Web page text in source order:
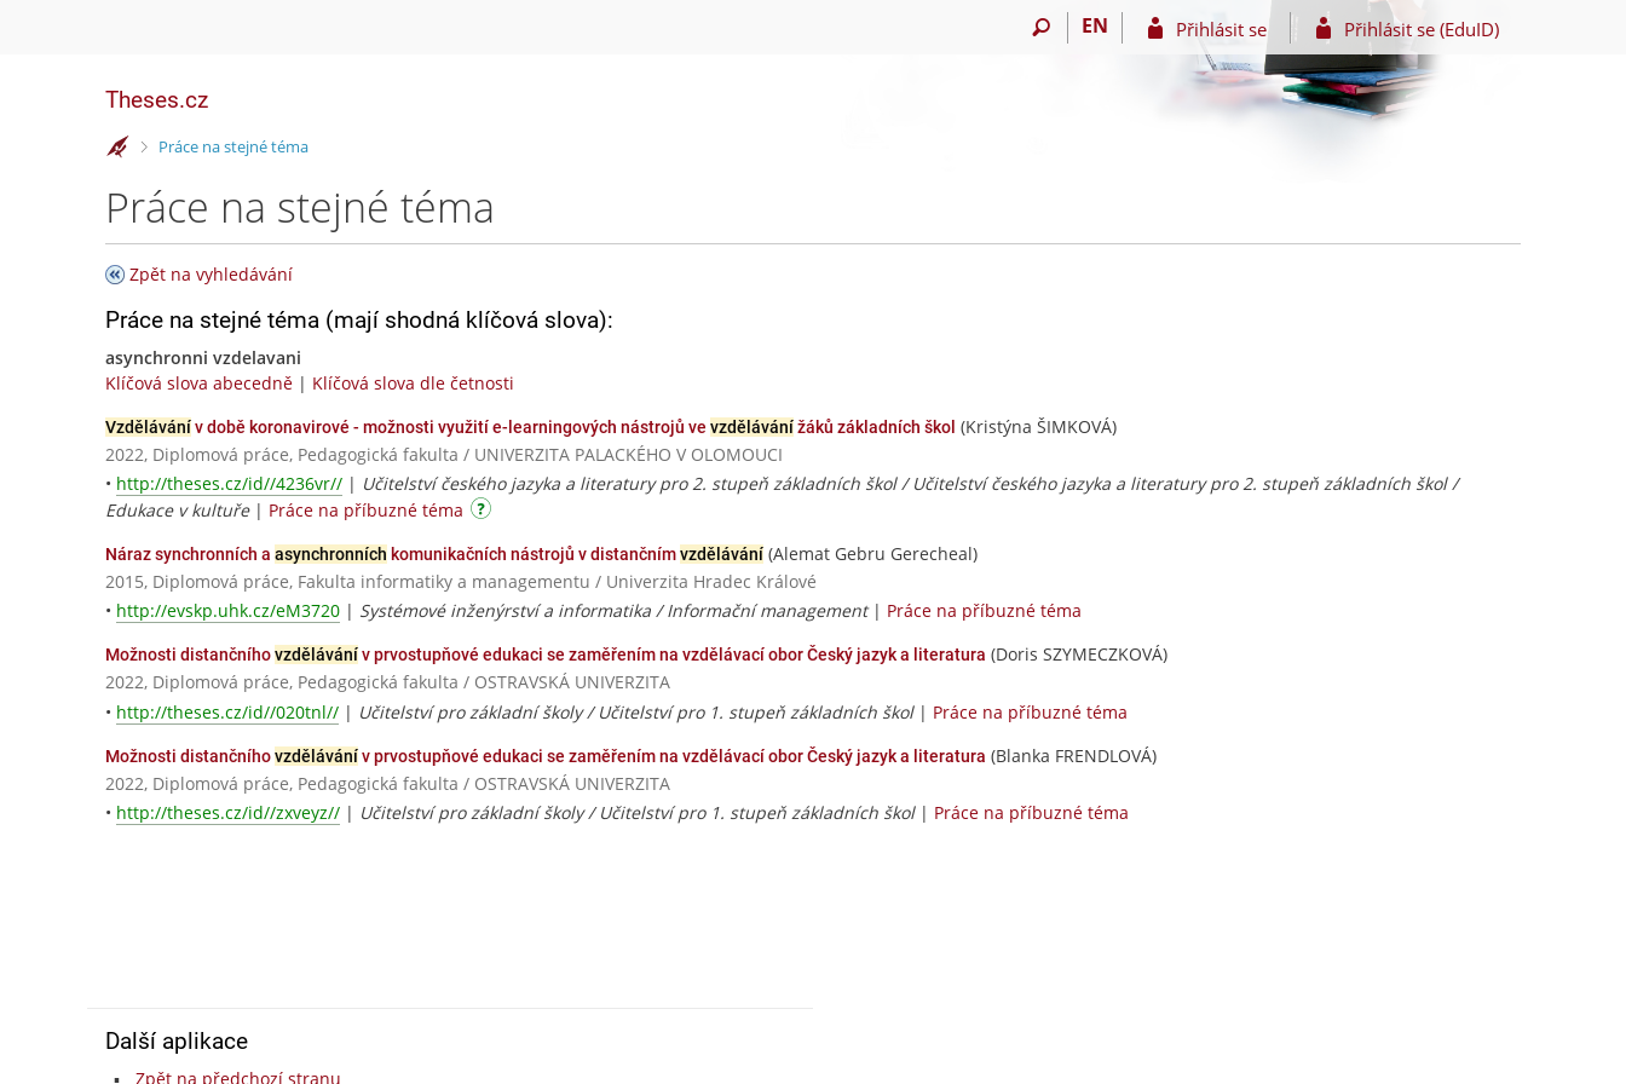
EN Přihlásit se Přihlásit se (EduID)
Theses.cz
>Práce na stejné téma
Práce na stejné téma
Zpět na vyhledávání
Práce na stejné téma (mají shodná klíčová slova):
asynchronni vzdelavani
Klíčová slova abecedně | Klíčová slova dle četnosti
Vzdělávánív době koronavirové - možnosti využití e-learningových nástrojů ve vzdělávánížáků základních škol (Kristýna ŠIMKOVÁ)
2022, Diplomová práce, Pedagogická fakulta / UNIVERZITA PALACKÉHO V OLOMOUCI
• http://theses.cz/id//4236vr// | Učitelství českého jazyka a literatury pro 2. stupeň základních škol / Učitelství českého jazyka a literatury pro 2. stupeň základních škol /
Edukace v kultuře| Práce na příbuzné téma
Náraz synchronních a asynchronních komunikačních nástrojů v distančnímvzdělávání (Alemat Gebru Gerecheal)
2015, Diplomová práce, Fakulta informatiky a managementu / Univerzita Hradec Králové
• http://evskp.uhk.cz/eM3720 | Systémové inženýrství a informatika / Informační management| Práce na příbuzné téma
Možnosti distančníhovzdělávánív prvostupňové edukaci se zaměřením na vzdělávací obor Český jazyk a literatura (Doris SZYMECZKOVÁ)
2022, Diplomová práce, Pedagogická fakulta / OSTRAVSKÁ UNIVERZITA
• http://theses.cz/id//020tnl// | Učitelství pro základní školy / Učitelství pro 1. stupeň základních škol| Práce na příbuzné téma
Možnosti distančníhovzdělávánív prvostupňové edukaci se zaměřením na vzdělávací obor Český jazyk a literatura (Blanka FRENDLOVÁ)
2022, Diplomová práce, Pedagogická fakulta / OSTRAVSKÁ UNIVERZITA
• http://theses.cz/id//zxveyz// | Učitelství pro základní školy / Učitelství pro 1. stupeň základních škol| Práce na příbuzné téma
Další aplikace
Zpět na předchozí stranu